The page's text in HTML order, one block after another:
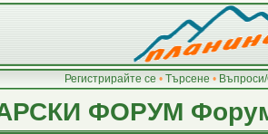
Регистрирайте се • Търсене •
ФОРУМ